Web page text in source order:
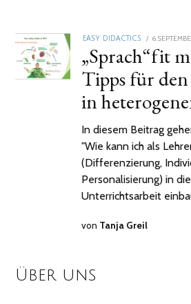
EASY DIDACTICS
POSTED
ON
6.
„Sprach“fit
Tipps für
in
In diesem Beitrag
"Wie kann ich als
(Differenzierung,
Personalisierung) in
Unterrichtsarbeit
von Tanja Greil
Über uns